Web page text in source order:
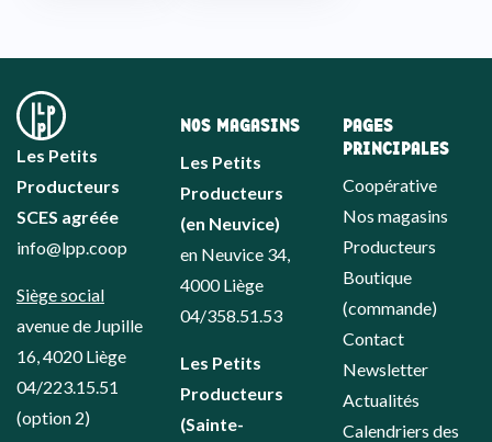
Les Petits
Producteurs
SCES agréée
info@lpp.coop
Siège social
avenue de Jupille
16, 4020 Liège
04/223.15.51
(option 2)
NOS MAGASINS
Les Petits
Producteurs
(en Neuvice)
en Neuvice 34,
4000 Liège
04/358.51.53
Les Petits
Producteurs
(Sainte-
PAGES
PRINCIPALES
Coopérative
Nos magasins
Producteurs
Boutique
(commande)
Contact
Newsletter
Actualités
Calendriers des